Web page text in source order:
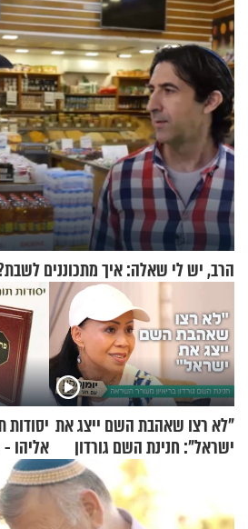
הרב, יש לי שאלה: איך מתכוננים
"לא רצו שאהבת השם ייצג את
ישראל": חנינת השם גורדון
בריאיון מעורר השראה
אליהו